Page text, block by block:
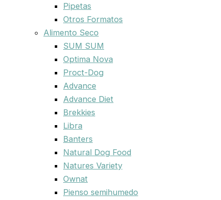
Pipetas
Otros Formatos
Alimento Seco
SUM SUM
Optima Nova
Proct-Dog
Advance
Advance Diet
Brekkies
Libra
Banters
Natural Dog Food
Natures Variety
Ownat
Pienso semihumedo